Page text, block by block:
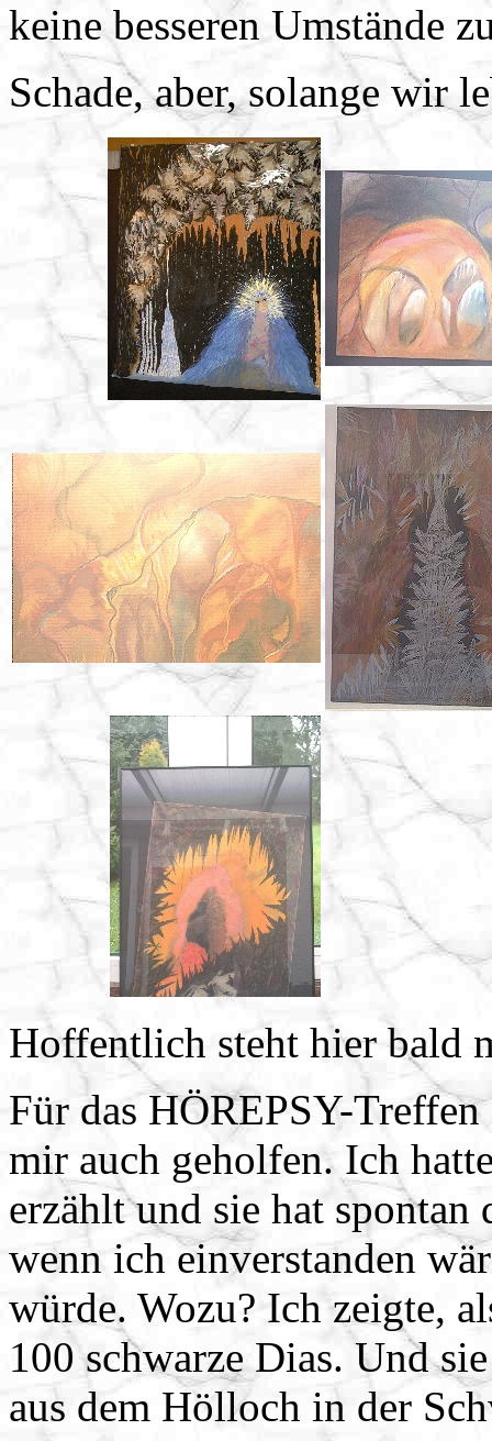
keine besseren Umstände
Schade, aber, solange wir
Hoffentlich steht hier bald
Für das HÖREPSY-
mir auch geholfen. Ich
erzählt und sie hat spontan
wenn ich einverstanden
würde. Wozu? Ich zeigte,
100 schwarze Dias. Und
aus dem Hölloch in der